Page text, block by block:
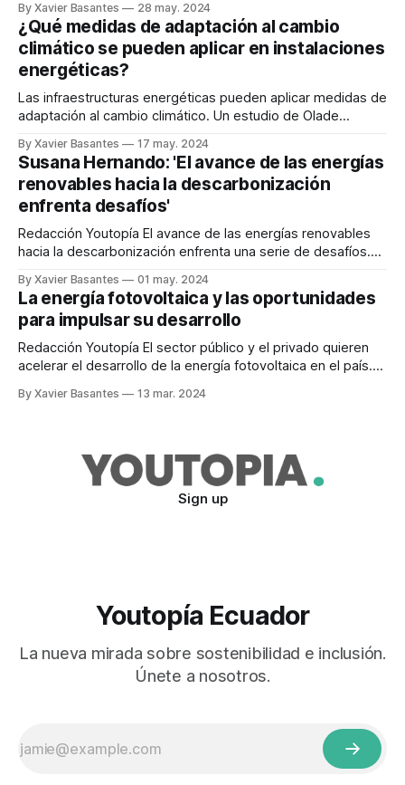
problema del almacenamiento. Por Joan Sebastián Vallejo
Las energías renovables ganan más espacio en República
Dominicana (RD), tanto en proyectos e inversiones, como
en
By Xavier Basantes 28 may. 2024
¿Qué medidas de adaptación al cambio
climático se pueden aplicar en instalaciones
energéticas?
Las infraestructuras energéticas pueden aplicar medidas de
adaptación al cambio climático. Un estudio de Olade
sector. Redacción Youtopía Si bien América Latina y el
Caribe contribuyen solo con el 8% de las emisiones
globales de CO2, su sector energético es
By Xavier Basantes 17 may. 2024
Susana Hernando: 'El avance de las energías
renovables hacia la descarbonización
enfrenta desafíos'
Redacción Youtopía El avance de las energías renovables
hacia la descarbonización enfrenta una serie de desafíos.
tecnológicos. Para tener una perspectiva de lo que
plantean esos retos y los efectos que ocasiona el cambio
climático y la energía, Youtopía Ecuador entrevistó
By Xavier Basantes 01 may. 2024
La energía fotovoltaica y las oportunidades
para impulsar su desarrollo
Redacción Youtopía El sector público y el privado quieren
acelerar el desarrollo de la energía fotovoltaica en el país.
escenario de estiaje en octubre. Este tema fue tratado en
By Xavier Basantes 13 mar. 2024
Sign up
Youtopía Ecuador
La nueva mirada sobre sostenibilidad e inclusión.
Únete a nosotros.